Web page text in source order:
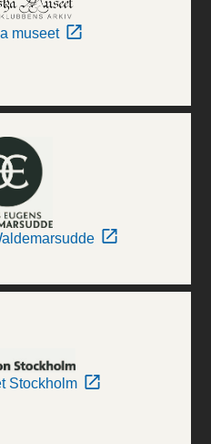
museet
Stockholm